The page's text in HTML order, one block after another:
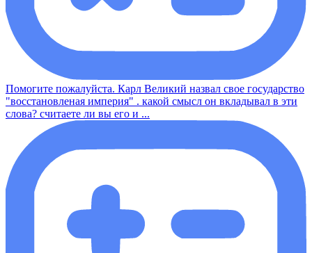
Помогите пожалуйста. Карл Великий назвал свое государство
"восстановленая империя" . какой смысл он вкладывал в эти
слова? считаете ли вы его и ...